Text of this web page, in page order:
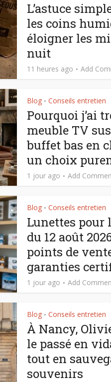
L’astuce
les coins
éloigner les
nuit
11 heures ago Add
Blog • Conseils entretien
Pourquoi j’ai
meuble TV
buffet bas en
un choix
1 jour ago Add
Blog • Conseils entretien
Lunettes pour
du 12 août
points de
garanties
1 jour ago Add
Blog • Conseils entretien
À Nancy,
le passé en
tout en
souvenirs